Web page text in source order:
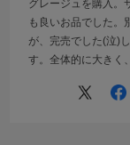
グレージュを購入。
も良いお品でした。
が、完売でした(泣)
す。全体的に大きく